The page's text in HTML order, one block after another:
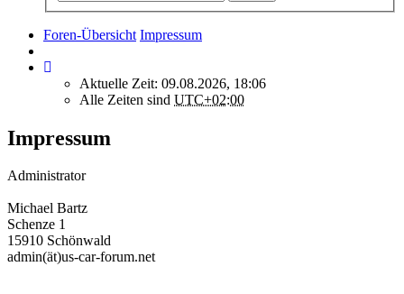
Foren-Übersicht Impressum
Aktuelle Zeit: 09.08.2026, 18:06
Alle Zeiten sind UTC+02:00
Impressum
Administrator
Michael Bartz
Schenze 1
15910 Schönwald
admin(ät)us-car-forum.net